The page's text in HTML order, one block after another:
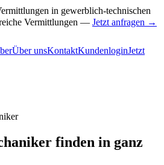
in gewerblich-technischen
Vermittlungen — Jetzt anfragen →
Über unsKontaktKundenloginJetzt
finden in ganz